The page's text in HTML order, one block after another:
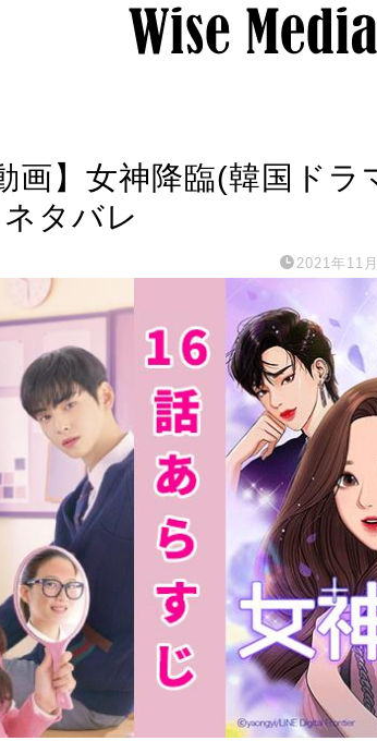
画】女神降臨(韓国ドラ
タバレ
2021年11